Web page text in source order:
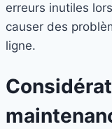
erreurs inutiles
causer des
ligne.